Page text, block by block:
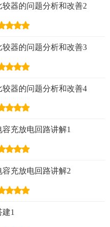
器的问题分析和改善2
器的问题分析和改善3
器的问题分析和改善4
充放电回路讲解1
充放电回路讲解2
建1